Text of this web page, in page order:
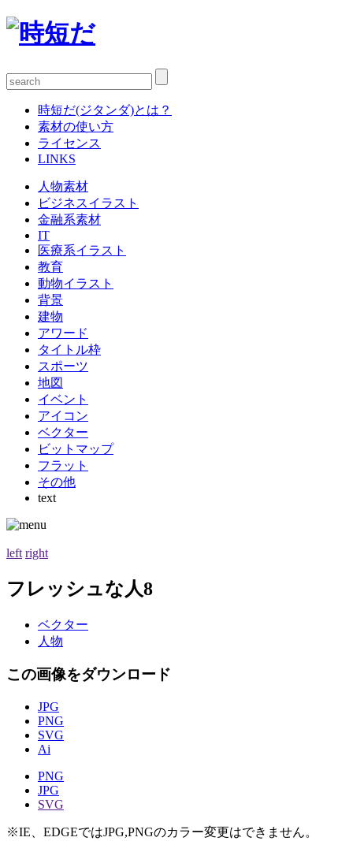
時短だ(ジタンダ)とは？
素材の使い方
ライセンス
LINKS
人物素材
ビジネスイラスト
金融系素材
IT
医療系イラスト
教育
動物イラスト
背景
建物
アワード
タイトル枠
スポーツ
地図
イベント
アイコン
ベクター
ビットマップ
フラット
その他
text
left right
フレッシュな人8
ベクター
人物
この画像をダウンロード
JPG
PNG
SVG
Ai
PNG
JPG
SVG
※IE、EDGEではJPG,PNGのカラー変更はできません。